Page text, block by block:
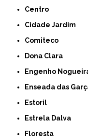
Centro
Cidade Jardim
Comiteco
Dona Clara
Engenho
Enseada das
Estoril
Estrela Dalva
Floresta